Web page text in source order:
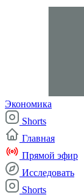
Экономика
Shorts
Главная
Прямой эфир
Исследовать
Shorts